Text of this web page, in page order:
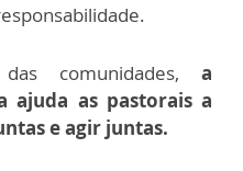
comunidades, a
ajuda as pastorais a
e agir juntas.